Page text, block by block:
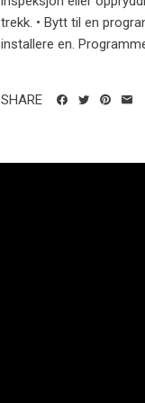
trekk. • Bytt til en
installere en.
SHARE